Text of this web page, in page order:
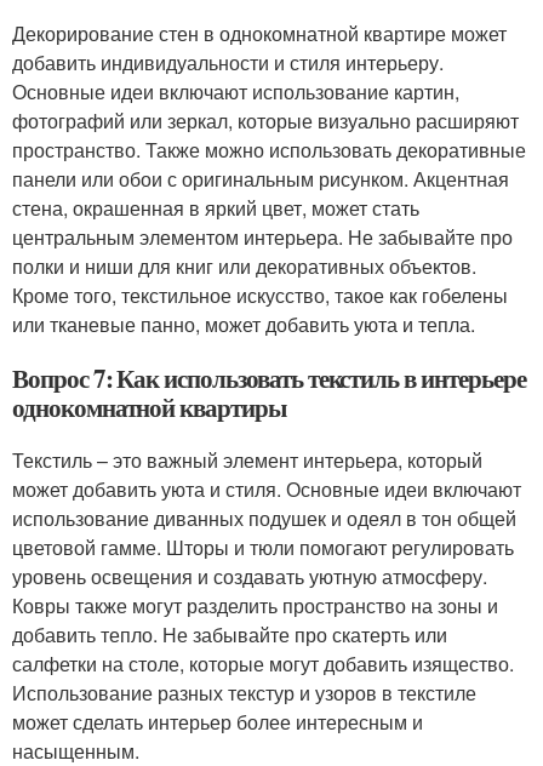
Декорирование стен в однокомнатной квартире может
добавить индивидуальности и стиля интерьеру.
Основные идеи включают использование картин,
фотографий или зеркал, которые визуально расширяют
пространство. Также можно использовать декоративные
панели или обои с оригинальным рисунком. Акцентная
стена, окрашенная в яркий цвет, может стать
центральным элементом интерьера. Не забывайте про
полки и ниши для книг или декоративных объектов.
Кроме того, текстильное искусство, такое как гобелены
или тканевые панно, может добавить уюта и тепла.
Вопрос 7: Как использовать текстиль в интерьере
однокомнатной квартиры
Текстиль – это важный элемент интерьера, который
может добавить уюта и стиля. Основные идеи включают
использование диванных подушек и одеял в тон общей
цветовой гамме. Шторы и тюли помогают регулировать
уровень освещения и создавать уютную атмосферу.
Ковры также могут разделить пространство на зоны и
добавить тепло. Не забывайте про скатерть или
салфетки на столе, которые могут добавить изящество.
Использование разных текстур и узоров в текстиле
может сделать интерьер более интересным и
насыщенным.